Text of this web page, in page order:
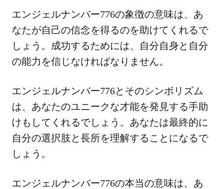
エンジェルナンバー776の象徴の意味は、あ
なたが自己の信念を得るのを助けてくれるで
しょう。成功するためには、自分自身と自分
の能力を信じなければなりません。
エンジェルナンバー776とそのシンボリズム
は、あなたのユニークな才能を発見する手助
けもしてくれるでしょう。あなたは最終的に
自分の選択肢と長所を理解することになるで
しょう。
エンジェルナンバー776の本当の意味は、あ